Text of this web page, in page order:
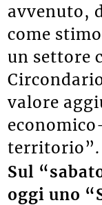
avvenuto,
come
un settore
valore
territorio”.
Sul
oggi uno